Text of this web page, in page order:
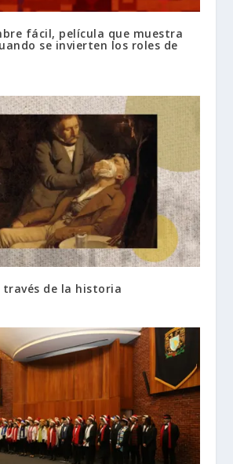
fácil, película que muestra
se invierten los roles de
través de la historia